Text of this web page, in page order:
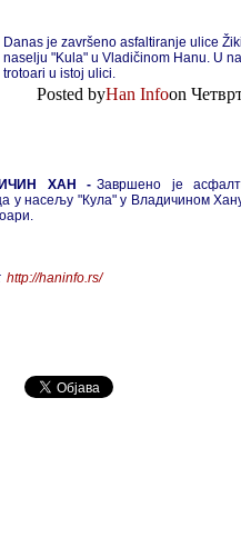
Danas je završeno asfaltiranje ulice
naselju "Kula" u Vladičinom Hanu. U
trotoari u istoj ulici.
Posted byHan Infoon
ХАН - Завршено је
у насељу "Кула" у Владичином
http://haninfo.rs/